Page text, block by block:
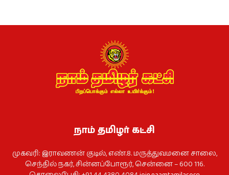
நாம் தமிழர் கட்சி
முகவரி: இராவணன் குடில், எண்.8. மருத்துவமனை சாலை,
செந்தில் நகர், சின்னப்போரூர், சென்னை – 600 116.